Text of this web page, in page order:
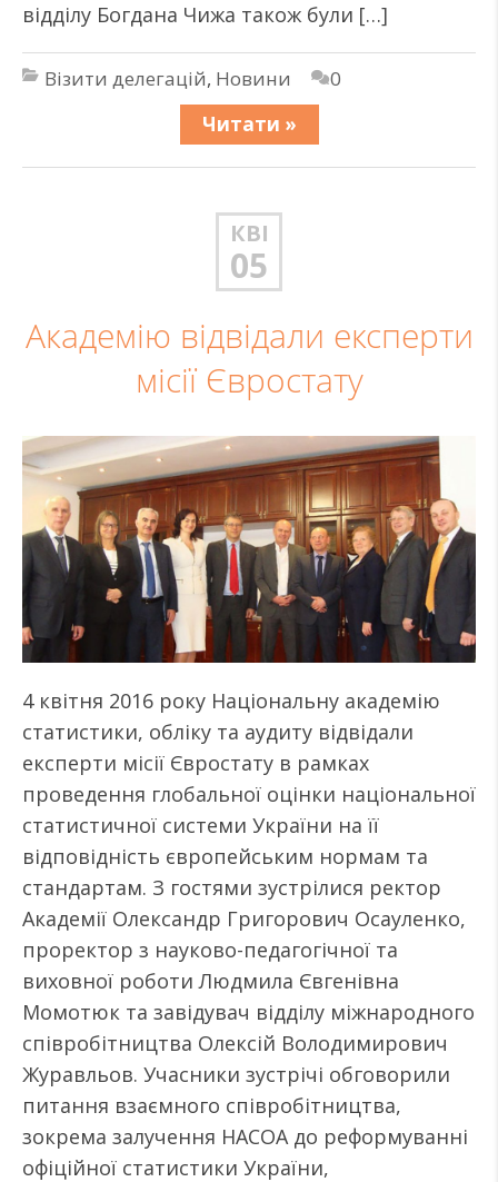
відділу Богдана Чижа також були […]
Візити делегацій, Новини
0
Читати »
КВІ
05
Академію відвідали експерти
місії Євростату
4 квітня 2016 року Національну академію
статистики, обліку та аудиту відвідали
експерти місії Євростату в рамках
проведення глобальної оцінки національної
статистичної системи України на її
відповідність європейським нормам та
стандартам. З гостями зустрілися ректор
Академії Олександр Григорович Осауленко,
проректор з науково-педагогічної та
виховної роботи Людмила Євгенівна
Момотюк та завідувач відділу міжнародного
співробітництва Олексій Володимирович
Журавльов. Учасники зустрічі обговорили
питання взаємного співробітництва,
зокрема залучення НАСОА до реформуванні
офіційної статистики України,